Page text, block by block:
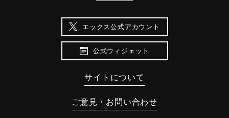
エックス公式アカウント
公式ウィジェット
サイトについて
ご意見・お問い合わせ